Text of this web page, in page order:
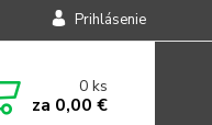
Prihlásenie
0ks
za 0,00 €